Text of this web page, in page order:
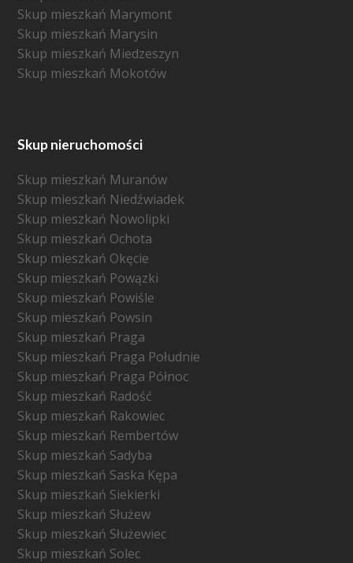
Skup mieszkań Marymont
Skup mieszkań Marysin
Skup mieszkań Miedzeszyn
Skup mieszkań Mokotów
Skup nieruchomości
Skup mieszkań Muranów
Skup mieszkań Niedźwiadek
Skup mieszkań Nowolipki
Skup mieszkań Ochota
Skup mieszkań Okęcie
Skup mieszkań Powązki
Skup mieszkań Powiśle
Skup mieszkań Powsin
Skup mieszkań Praga
Skup mieszkań Praga Południe
Skup mieszkań Praga Północ
Skup mieszkań Radość
Skup mieszkań Rakowiec
Skup mieszkań Rembertów
Skup mieszkań Sadyba
Skup mieszkań Saska Kępa
Skup mieszkań Siekierki
Skup mieszkań Służew
Skup mieszkań Służewiec
Skup mieszkań Solec